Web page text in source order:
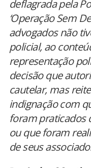
deflagrada pela
‘Operação Sem
advogados não
policial, ao
representação
decisão que
cautelar, mas
indignação com
foram praticados
ou que foram
de seus